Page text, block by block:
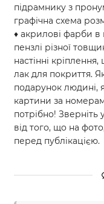
підрамнику з
графічна схема
♦ акрилові фарби
пензлі різної
настінні
лак для покриття.
подарунок людині,
картини за
потрібно! Зверніть
від того, що на
перед публікацією.